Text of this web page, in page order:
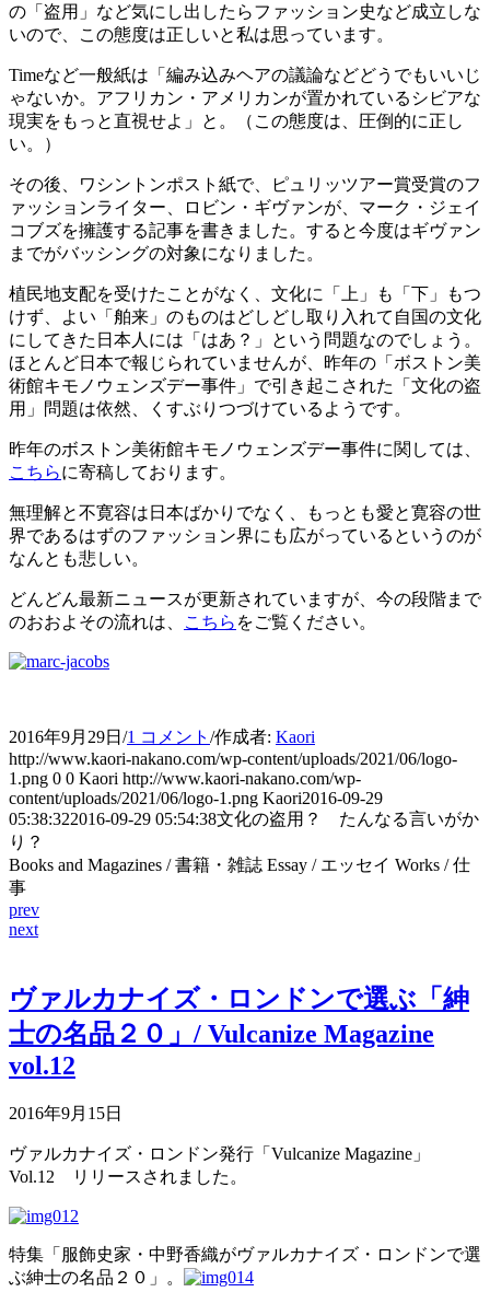
の「盗用」など気にし出したらファッション史など成立しな
いので、この態度は正しいと私は思っています。
Timeなど一般紙は「編み込みヘアの議論などどうでもいいじ
ゃないか。アフリカン・アメリカンが置かれているシビアな
現実をもっと直視せよ」と。（この態度は、圧倒的に正し
い。）
その後、ワシントンポスト紙で、ピュリッツアー賞受賞のフ
ァッションライター、ロビン・ギヴァンが、マーク・ジェイ
コブズを擁護する記事を書きました。すると今度はギヴァン
までがバッシングの対象になりました。
植民地支配を受けたことがなく、文化に「上」も「下」もつ
けず、よい「舶来」のものはどしどし取り入れて自国の文化
にしてきた日本人には「はあ？」という問題なのでしょう。
ほとんど日本で報じられていませんが、昨年の「ボストン美
術館キモノウェンズデー事件」で引き起こされた「文化の盗
用」問題は依然、くすぶりつづけているようです。
昨年のボストン美術館キモノウェンズデー事件に関しては、
こちらに寄稿しております。
無理解と不寛容は日本ばかりでなく、もっとも愛と寛容の世
界であるはずのファッション界にも広がっているというのが
なんとも悲しい。
どんどん最新ニュースが更新されていますが、今の段階まで
のおおよその流れは、
こちら をご覧ください。
2016年9月29日 /1 コメント /作成者: Kaori
http://www.kaori-nakano.com/wp-content/uploads/2021/06/logo-
1.png 0 0 Kaori http://www.kaori-nakano.com/wp-
content/uploads/2021/06/logo-1.png Kaori2016-09-29
05:38:322016-09-29 05:54:38文化の盗用？ たんなる言いがか
り？
Books and Magazines / 書籍・雑誌 Essay / エッセイ Works / 仕
事
prev
next
ヴァルカナイズ・ロンドンで選ぶ「紳
士の名品２０」/ Vulcanize Magazine
vol.12
2016年9月15日
ヴァルカナイズ・ロンドン発行「Vulcanize Magazine」
Vol.12 リリースされました。
特集「服飾史家・中野香織がヴァルカナイズ・ロンドンで選
ぶ紳士の名品２０」。